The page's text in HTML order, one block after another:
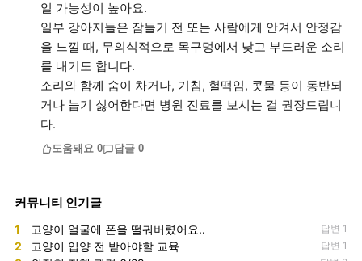
일 가능성이 높아요.
일부 강아지들은 잠들기 전 또는 사람에게 안겨서 안정감
을 느낄 때, 무의식적으로 목구멍에서 낮고 부드러운 소리
를 내기도 합니다.
소리와 함께 숨이 차거나, 기침, 헐떡임, 콧물 등이 동반되
거나 눕기 싫어한다면 병원 진료를 보시는 걸 권장드립니
도움돼요 0 답글 0
커뮤니티 인기글
1 고양이 얼굴에 폰을 떨궈버렸어요.. 답변 1
2 고양이 입양 전 받아야할 교육 답변 1